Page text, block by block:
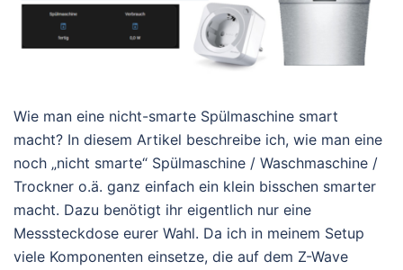
Wie man eine nicht-smarte Spülmaschine smart
macht? In diesem Artikel beschreibe ich, wie man eine
noch „nicht smarte“ Spülmaschine / Waschmaschine /
Trockner o.ä. ganz einfach ein klein bisschen smarter
macht. Dazu benötigt ihr eigentlich nur eine
Messsteckdose eurer Wahl. Da ich in meinem Setup
viele Komponenten einsetze, die auf dem Z-Wave